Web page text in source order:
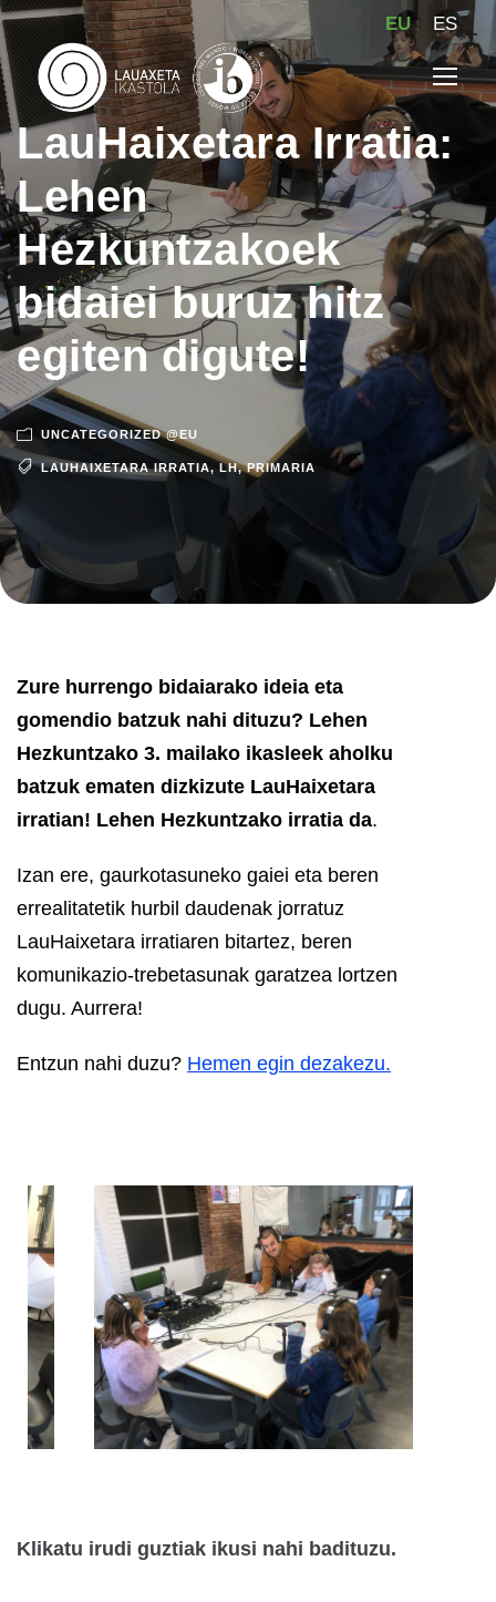
EU ES
LauHaixetara Irratia:
Lehen
Hezkuntzakoek
bidaiei buruz hitz
egiten digute!
UNCATEGORIZED @EU
LAUHAIXETARA IRRATIA, LH, PRIMARIA
Zure hurrengo bidaiarako ideia eta
gomendio batzuk nahi dituzu? Lehen
Hezkuntzako 3. mailako ikasleek aholku
batzuk ematen dizkizute LauHaixetara
irratian! Lehen Hezkuntzako irratia da.
Izan ere, gaurkotasuneko gaiei eta beren
errealitatetik hurbil daudenak jorratuz
LauHaixetara irratiaren bitartez, beren
komunikazio-trebetasunak garatzea lortzen
dugu. Aurrera!
Entzun nahi duzu? Hemen egin dezakezu.
Klikatu irudi guztiak ikusi nahi badituzu.